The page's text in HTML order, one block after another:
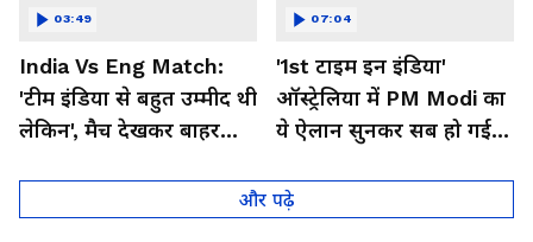
India Vs Eng Match:
'टीम इंडिया से बहुत उम्मीद थी
लेकिन', मैच देखकर बाहर
03:49
'1st टाइम इन इंडिया'
ऑस्ट्रेलिया में PM Modi का
ये ऐलान सुनकर सब हो गई
07:04
और पढ़े